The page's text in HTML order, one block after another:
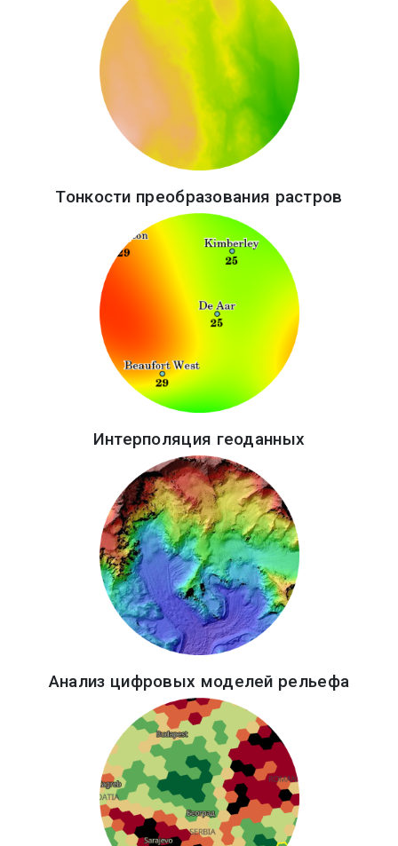
Тонкости преобразования растров
Интерполяция геоданных
Анализ цифровых моделей рельефа